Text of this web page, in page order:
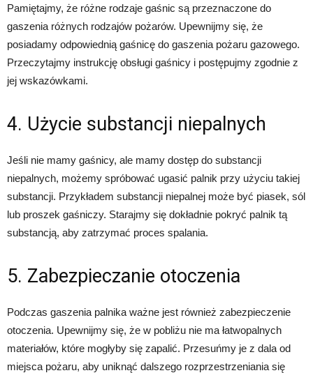
Pamiętajmy, że różne rodzaje gaśnic są przeznaczone do
gaszenia różnych rodzajów pożarów. Upewnijmy się, że
posiadamy odpowiednią gaśnicę do gaszenia pożaru gazowego.
Przeczytajmy instrukcję obsługi gaśnicy i postępujmy zgodnie z
jej wskazówkami.
4. Użycie substancji niepalnych
Jeśli nie mamy gaśnicy, ale mamy dostęp do substancji
niepalnych, możemy spróbować ugasić palnik przy użyciu takiej
substancji. Przykładem substancji niepalnej może być piasek, sól
lub proszek gaśniczy. Starajmy się dokładnie pokryć palnik tą
substancją, aby zatrzymać proces spalania.
5. Zabezpieczanie otoczenia
Podczas gaszenia palnika ważne jest również zabezpieczenie
otoczenia. Upewnijmy się, że w pobliżu nie ma łatwopalnych
materiałów, które mogłyby się zapalić. Przesuńmy je z dala od
miejsca pożaru, aby uniknąć dalszego rozprzestrzeniania się